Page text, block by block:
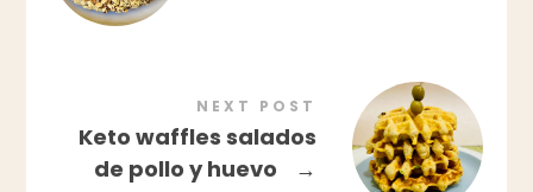
NEXT POST
Keto waffles salados
de pollo y huevo
→